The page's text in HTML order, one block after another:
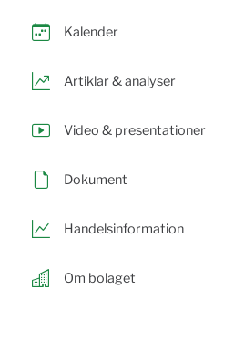
Kalender
Artiklar & analyser
Video & presentationer
Dokument
Handelsinformation
Om bolaget